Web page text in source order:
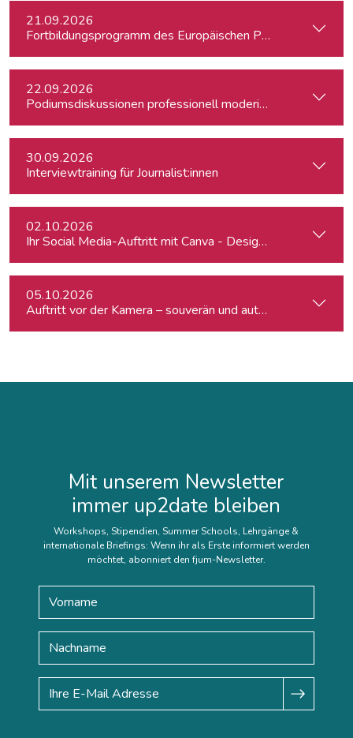
21.09.2026
Fortbildungsprogramm des Europäischen Parlaments für
22.09.2026
Podiumsdiskussionen professionell moderieren
30.09.2026
Interviewtraining für Journalist:innen
02.10.2026
Ihr Social Media-Auftritt mit Canva - Designs für Instagram,
05.10.2026
Auftritt vor der Kamera – souverän und authentisch
Mit unserem Newsletter
immer up2date bleiben
Workshops, Stipendien, Summer Schools, Lehrgänge &
internationale Briefings: Wenn ihr als Erste informiert werden
möchtet, abonniert den fjum-Newsletter.